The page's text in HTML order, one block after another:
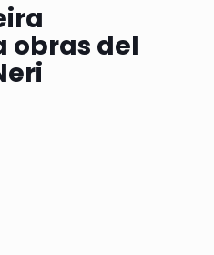
obras del